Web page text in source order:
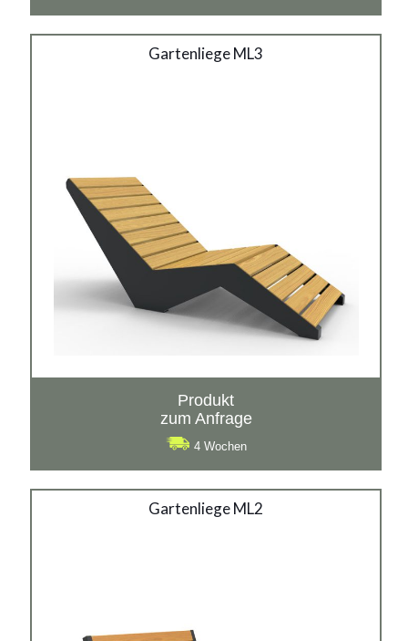
Gartenliege ML3
Gartenliege ML3
Produkt
zum Anfrage
4 Wochen
Gartenliege ML2
Gartenliege ML2